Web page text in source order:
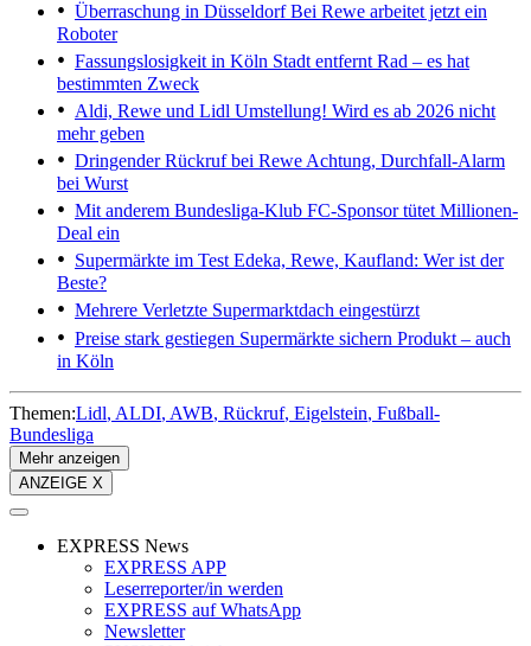
Überraschung in DüsseldorfBei Rewe arbeitet jetzt ein
Roboter
Fassungslosigkeit in Köln Stadt entfernt Rad – es hat
bestimmten Zweck
Aldi, Rewe und Lidl Umstellung! Wird es ab 2026 nicht
mehr geben
Dringender Rückruf bei Rewe Achtung, Durchfall-Alarm
bei Wurst
Mit anderem Bundesliga-Klub FC-Sponsor tütet Millionen-
Deal ein
Supermärkte im Test Edeka, Rewe, Kaufland: Wer ist der
Beste?
Mehrere Verletzte Supermarktdach eingestürzt
Preise stark gestiegen Supermärkte sichern Produkt – auch
in Köln
Themen:Lidl ALDI AWB Rückruf Eigelstein Fußball-
Bundesliga
Mehr anzeigen
ANZEIGE X
EXPRESS News
EXPRESS APP
Leserreporter/in werden
EXPRESS auf WhatsApp
Newsletter